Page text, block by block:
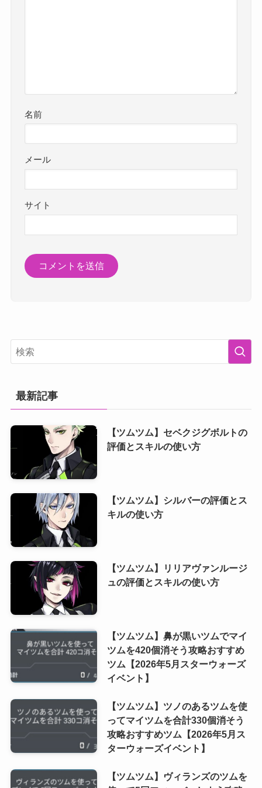
名前
メール
サイト
最新記事
【ツムツム】セベクジグボルトの
評価とスキルの使い方
【ツムツム】シルバーの評価とス
キルの使い方
【ツムツム】リリアヴァンルージ
ュの評価とスキルの使い方
【ツムツム】鼻が黒いツムでマイ
ツムを420個消そう攻略おすすめ
ツム【2026年5月スターウォーズ
イベント】
【ツムツム】ツノのあるツムを使
ってマイツムを合計330個消そう
攻略おすすめツム【2026年5月ス
ターウォーズイベント】
【ツムツム】ヴィランズのツムを